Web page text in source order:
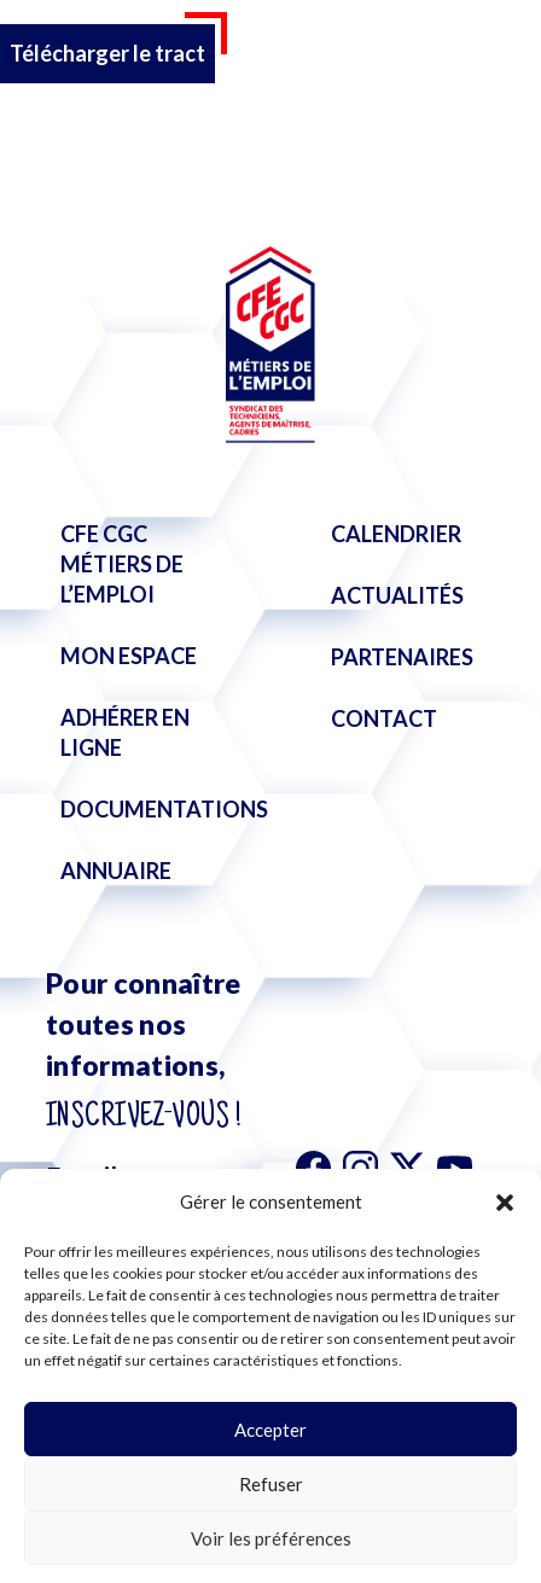
Gérer le consentement
Pour offrir les meilleures expériences, nous utilisons des technologies
telles que les cookies pour stocker et/ou accéder aux informations des
appareils. Le fait de consentir à ces technologies nous permettra de traiter
des données telles que le comportement de navigation ou les ID uniques sur
ce site. Le fait de ne pas consentir ou de retirer son consentement peut avoir
un effet négatif sur certaines caractéristiques et fonctions.
Accepter
Refuser
Voir les préférences
Télécharger le tract
CFE CGC
MÉTIERS DE
L’EMPLOI
MON ESPACE
ADHÉRER EN
LIGNE
DOCUMENTATIONS
ANNUAIRE
CALENDRIER
ACTUALITÉS
PARTENAIRES
CONTACT
Pour connaître
toutes nos
informations,
INSCRIVEZ-VOUS !
S'abonner à
notre
newsletter
COOKIES